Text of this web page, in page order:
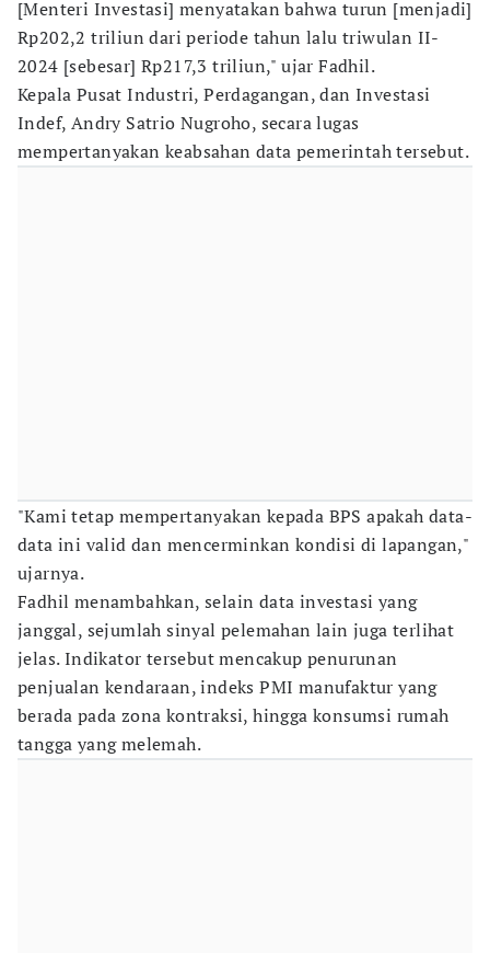
[Menteri Investasi] menyatakan bahwa turun [menjadi]
Rp202,2 triliun dari periode tahun lalu triwulan II-
2024 [sebesar] Rp217,3 triliun," ujar Fadhil.
Kepala Pusat Industri, Perdagangan, dan Investasi
Indef, Andry Satrio Nugroho, secara lugas
mempertanyakan keabsahan data pemerintah tersebut.
"Kami tetap mempertanyakan kepada BPS apakah data-
data ini valid dan mencerminkan kondisi di lapangan,"
ujarnya.
Fadhil menambahkan, selain data investasi yang
janggal, sejumlah sinyal pelemahan lain juga terlihat
jelas. Indikator tersebut mencakup penurunan
penjualan kendaraan, indeks PMI manufaktur yang
berada pada zona kontraksi, hingga konsumsi rumah
tangga yang melemah.